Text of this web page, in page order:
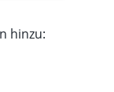
hinzu: